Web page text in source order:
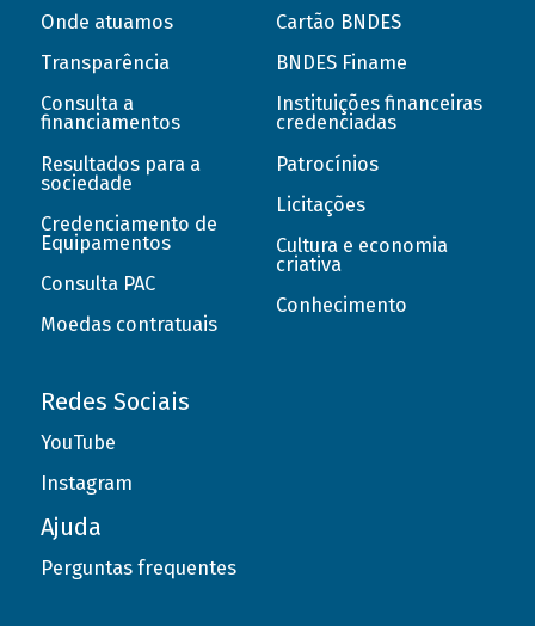
Onde atuamos
Transparência
Consulta a
financiamentos
Resultados para a
sociedade
Credenciamento de
Equipamentos
Consulta PAC
Moedas contratuais
Cartão BNDES
BNDES Finame
Instituições financeiras
credenciadas
Patrocínios
Licitações
Cultura e economia
criativa
Conhecimento
Redes Sociais
YouTube
Instagram
Ajuda
Perguntas frequentes